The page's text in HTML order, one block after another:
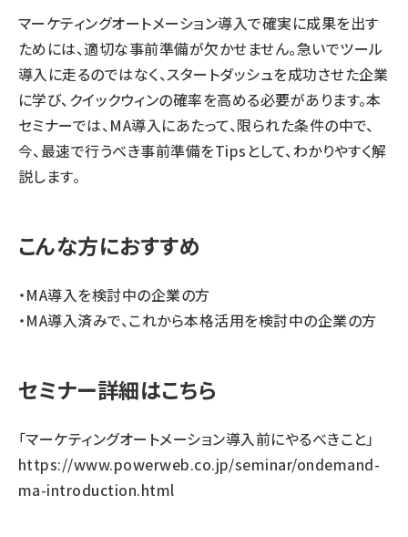
マーケティングオートメーション導入で確実に成果を出す
ためには、適切な事前準備が欠かせません。急いでツール
導入に走るのではなく、スタートダッシュを成功させた企業
に学び、クイックウィンの確率を高める必要があります。本
セミナーでは、MA導入にあたって、限られた条件の中で、
今、最速で行うべき事前準備をTipsとして、わかりやすく解
説します。
こんな方におすすめ
・MA導入を検討中の企業の方
・MA導入済みで、これから本格活用を検討中の企業の方
セミナー詳細はこちら
「マーケティングオートメーション導入前にやるべきこと」
https://www.powerweb.co.jp/seminar/ondemand-
ma-introduction.html